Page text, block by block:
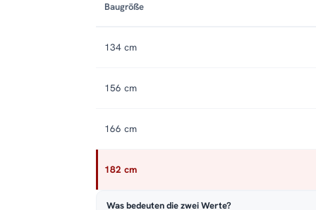
Baugröße
134 cm
156 cm
166 cm
182 cm
Was bedeuten die zwei Werte?